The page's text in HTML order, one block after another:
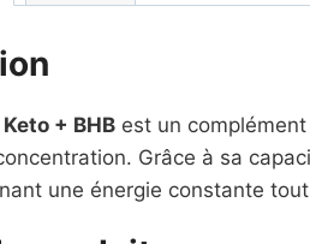
+ BHB est un
Grâce à sa
une énergie constante